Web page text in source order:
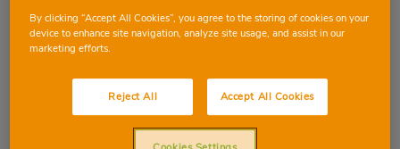
Cortamos la cebolla y el
pimiento en trozos más o
menos iguales.
Introducimos en el horno
Precalentamos el horno a 18
By clicking “Accept All Cookies”, you agree to the storing of cookies on your
device to enhance site navigation, analyze site usage, and assist in our
marketing efforts.
Reject All Accept All Cookies